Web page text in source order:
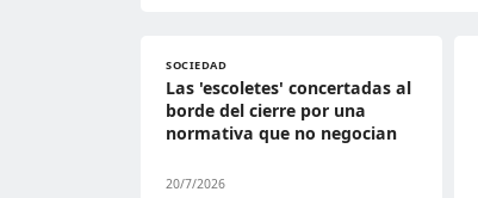
SOCIEDAD
Las 'escoletes' concertadas al
borde del cierre por una
normativa que no negocian
20/7/2026